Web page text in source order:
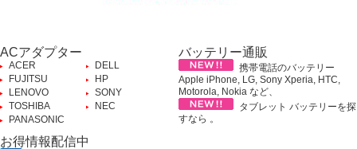
ACアダプター
ACER
DELL
FUJITSU
HP
LENOVO
SONY
TOSHIBA
NEC
PANASONIC
バッテリー通販
携帯電話のバッテリー
Apple iPhone, LG, Sony Xperia, HTC,
Motorola, Nokia など、
タブレット バッテリーを探
すなら 。
お得情報配信中